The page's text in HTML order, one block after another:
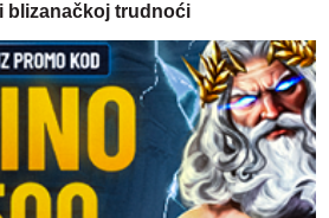
blizanačkoj trudnoći